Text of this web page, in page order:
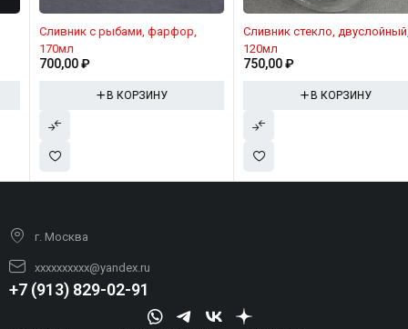
Сливник с рыбами, фарфор,
170мл
700,00₽
В КОРЗИНУ
Сливник стекло, двуслойный,
120мл
750,00₽
В КОРЗИНУ
г. Москва
xxxxxxxxxx@yandex.ru
+7 (913) 829-02-91